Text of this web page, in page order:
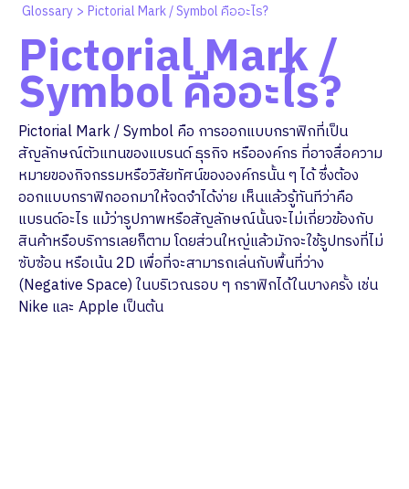
Glossary > Pictorial Mark / Symbol คืออะไร?
Pictorial Mark /
Symbol คืออะไร?
Pictorial Mark / Symbol คือ การออกแบบกราฟิกที่เป็น
สัญลักษณ์ตัวแทนของแบรนด์ ธุรกิจ หรือองค์กร ที่อาจสื่อความ
หมายของกิจกรรมหรือวิสัยทัศน์ขององค์กรนั้น ๆ ได้ ซึ่งต้อง
ออกแบบกราฟิกออกมาให้จดจำได้ง่าย เห็นแล้วรู้ทันทีว่าคือ
แบรนด์อะไร แม้ว่ารูปภาพหรือสัญลักษณ์นั้นจะไม่เกี่ยวข้องกับ
สินค้าหรือบริการเลยก็ตาม โดยส่วนใหญ่แล้วมักจะใช้รูปทรงที่ไม่
ซับซ้อน หรือเน้น 2D เพื่อที่จะสามารถเล่นกับพื้นที่ว่าง
(Negative Space) ในบริเวณรอบ ๆ กราฟิกได้ในบางครั้ง เช่น
Nike และ Apple เป็นต้น